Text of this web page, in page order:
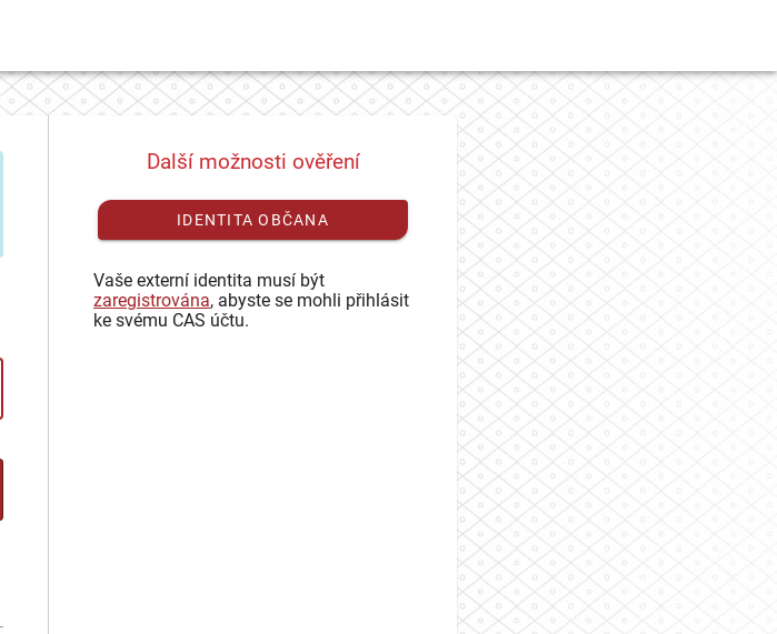
Další možnosti ověření
IDENTITA OBČANA
Vaše externí identita musí být
zaregistrována, abyste se mohli přihlásit
ke svému CAS účtu.